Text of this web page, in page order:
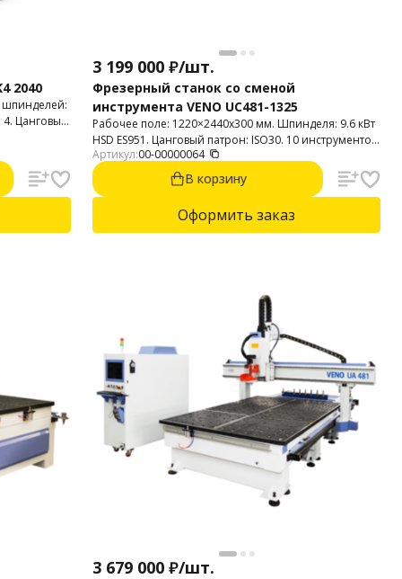
2040
шпинделей:
4. Цанговый
3 199 000 ₽/шт.
Фрезерный станок со сменой
инструмента VENO UC481-1325
Рабочее поле: 1220×2440х300 мм. Шпинделя: 9.6 кВт
HSD ES951. Цанговый патрон: ISO30. 10 инструментов.
Скорость: 45000 мм/мин. Обрабатываемые
материалы: пластики, дерево, фанера. Syntec 6MB
Артикул:00-00000064
В корзину
Оформить заказ
3 679 000 ₽/шт.